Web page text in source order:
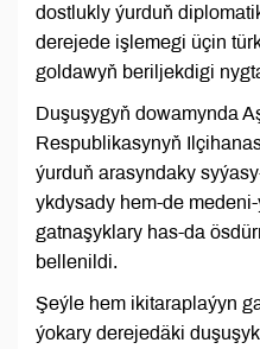
dostlukly ýurduň
derejede işlemegi üçin
goldawyň beriljekdigi
Duşuşygyň dowamynda
Respublikasynyň
ýurduň arasyndaky
ykdysady hem-de
gatnaşyklary has-da
bellenildi.
Şeýle hem ikitaraplaýyn
ýokary derejedäki